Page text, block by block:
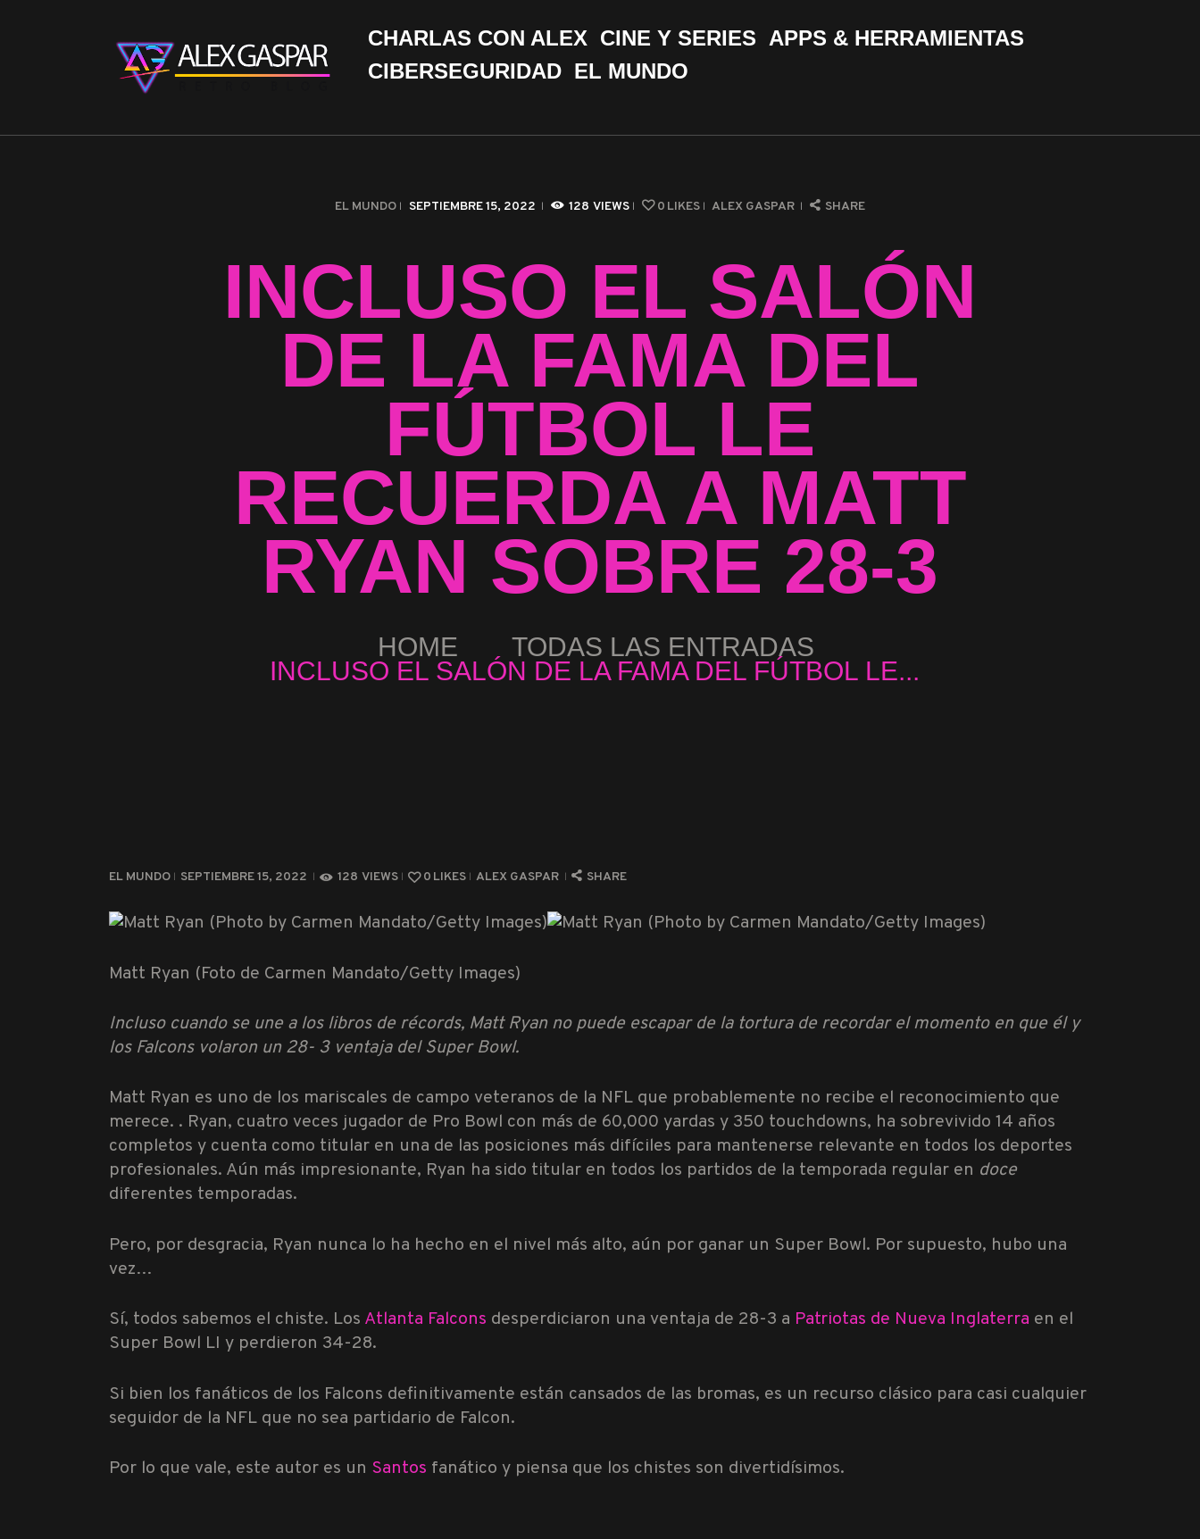
CHARLAS CON ALEX CINE Y SERIES
APPS & HERRAMIENTAS
CIBERSEGURIDAD
EL MUNDO
EL MUNDO SEPTIEMBRE 15, 2022 128 VIEWS 0 LIKES ALEX GASPAR SHARE
INCLUSO EL SALÓN
DE LA FAMA DEL
FÚTBOL LE
RECUERDA A MATT
RYAN SOBRE 28-3
HOME TODAS LAS ENTRADAS
INCLUSO EL SALÓN DE LA FAMA DEL FÚTBOL LE...
CHARLAS CON ALEX
CINE Y SERIES
CIBERSEGURIDAD
EL MUNDO SEPTIEMBRE 15, 2022 128 VIEWS 0 LIKES ALEX GASPAR SHARE
Matt Ryan (Foto de Carmen Mandato/Getty Images)
Incluso cuando se une a los libros de récords, Matt Ryan no puede escapar de la tortura de recordar el momento en que él y
los Falcons volaron un 28- 3 ventaja del Super Bowl.
Matt Ryan es uno de los mariscales de campo veteranos de la NFL que probablemente no recibe el reconocimiento que
merece. . Ryan, cuatro veces jugador de Pro Bowl con más de 60,000 yardas y 350 touchdowns, ha sobrevivido 14 años
completos y cuenta como titular en una de las posiciones más difíciles para mantenerse relevante en todos los deportes
profesionales. Aún más impresionante, Ryan ha sido titular en todos los partidos de la temporada regular en doce
diferentes temporadas.
Pero, por desgracia, Ryan nunca lo ha hecho en el nivel más alto, aún por ganar un Super Bowl. Por supuesto, hubo una
vez…
Sí, todos sabemos el chiste. Los Atlanta Falcons desperdiciaron una ventaja de 28-3 a Patriotas de Nueva Inglaterra en el
Super Bowl LI y perdieron 34-28.
Si bien los fanáticos de los Falcons definitivamente están cansados ​​​​de las bromas, es un recurso clásico para casi cualquier
seguidor de la NFL que no sea partidario de Falcon.
Por lo que vale, este autor es un Santos fanático y piensa que los chistes son divertidísimos.